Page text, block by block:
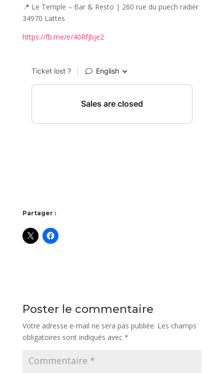
📍 Le Temple – Bar & Resto | 260 rue du puech radier
34970 Lattes
https://fb.me/e/40RfJbje2
Partager :
Poster le commentaire
Votre adresse e-mail ne sera pas publiée. Les champs
obligatoires sont indiqués avec *